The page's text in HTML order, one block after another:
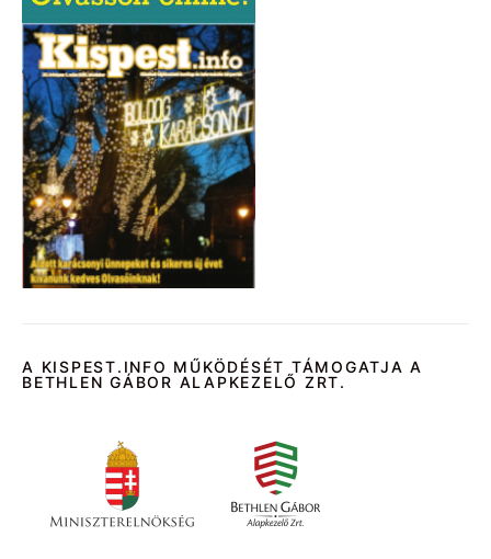
A KISPEST.INFO MŰKÖDÉSÉT TÁMOGATJA A
BETHLEN GÁBOR ALAPKEZELŐ ZRT.